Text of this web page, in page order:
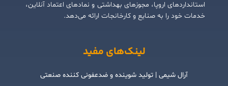
استانداردهای اروپا، مجوزهای بهداشتی و نمادهای اعتماد آنلاین،
خدمات خود را به صنایع و کارخانجات ارائه می‌دهد.
لینک‌های مفید
آرال شیمی | تولید شوینده و ضدعفونی کننده صنعتی